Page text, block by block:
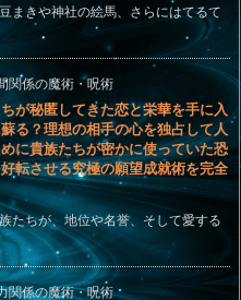
まきや神社の絵馬、さらにはてるて
関係の魔術・呪術
が秘匿してきた恋と栄華を手に入
る？理想の相手の心を独占して人
に貴族たちが密かに使っていた恐
転させる究極の願望成就術を完全
たちが、地位や名誉、そして愛する
関係の魔術・呪術